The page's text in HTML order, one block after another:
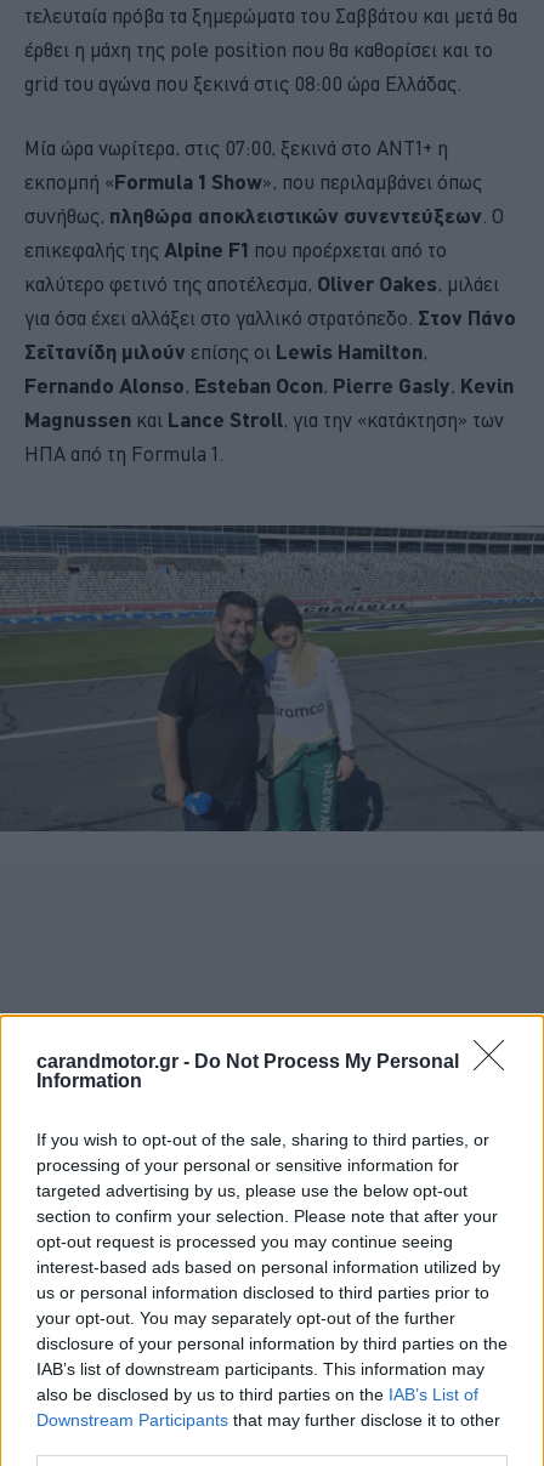
carandmotor.gr - Do Not Process My Personal
Information
If you wish to opt-out of the sale, sharing to third parties, or
processing of your personal or sensitive information for
targeted advertising by us, please use the below opt-out
section to confirm your selection. Please note that after your
opt-out request is processed you may continue seeing
interest-based ads based on personal information utilized by
us or personal information disclosed to third parties prior to
your opt-out. You may separately opt-out of the further
disclosure of your personal information by third parties on the
IAB’s list of downstream participants. This information may
also be disclosed by us to third parties on the IAB’s List of
Downstream Participants that may further disclose it to other
τελευταία πρόβα τα ξημερώματα του Σαββάτου και μετά θα
έρθει η μάχη της pole position που θα καθορίσει και το
grid του αγώνα που ξεκινά στις 08:00 ώρα Ελλάδας.
Μία ώρα νωρίτερα, στις 07:00, ξεκινά στο ΑΝΤ1+ η
εκπομπή «Formula 1 Show», που περιλαμβάνει όπως
συνήθως, πληθώρα αποκλειστικών συνεντεύξεων. Ο
επικεφαλής της Alpine F1 που προέρχεται από το
καλύτερο φετινό της αποτέλεσμα, Oliver Oakes, μιλάει
για όσα έχει αλλάξει στο γαλλικό στρατόπεδο. Στον Πάνο
Σεϊτανίδη μιλούν επίσης οι Lewis Hamilton,
Fernando Alonso, Esteban Ocon, Pierre Gasly, Kevin
Magnussen και Lance Stroll, για την «κατάκτηση» των
ΗΠΑ από τη Formula 1.